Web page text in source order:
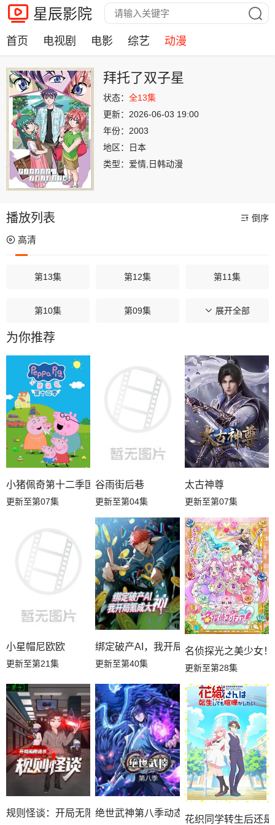
星辰影院
首页 电视剧 电影 综艺 动漫
拜托了双子星
状态： 全13集
更新： 2026-06-03 19:00
年份： 2003
地区：
日本
类型： 爱情,日韩动漫
播放列表 倒序
高清
第13集 第12集 第11集
第10集 第09集 第08集
第07集
第04集 第02集
第01集
展开全部
为你推荐
小猪佩奇第十二季国语
更新至第07集
谷雨街后巷
更新至第04集
太古神尊
更新至第07集
小星帽尼欧欧
更新至第21集
绑定破产AI，我开局氪成大神动态漫
更新至第40集
名侦探光之美少女！
更新至第28集
规则怪谈：开局无限诡币动态漫绝世武神第八季动态漫
花织同学转生后还